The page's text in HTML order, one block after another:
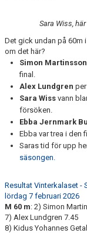
Sara Wiss,
Det gick undan på 60m
om det här?
Simon Martinsson
final.
Alex Lundgren
Sara Wiss vann
försöken.
Ebba Jernmark
Ebba var trea i den
Saras tid för upp
säsongen.
Resultat Vinterkalaset -
lördag 7 februari 2026
M 60 m: 2) Simon
7) Alex Lundgren 7.45
8) Kidus Yohannes